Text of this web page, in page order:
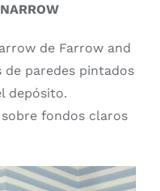
de Farrow and
paredes pintados
depósito.
fondos claros